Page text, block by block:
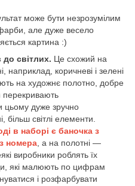
може бути незрозумілим
але дуже весело
картина :)
до світлих. Це схожий на
наприклад, коричневі і зелені
на художнє полотно, добре
перекривають
цьому дуже зручно
більш світлі елементи.
в наборі є баночка з
номера , а на полотні —
виробники роблять їх
які малюють по цифрам
і розфарбувати